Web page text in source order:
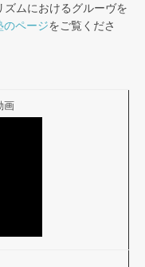
ムにおけるグルーヴを
のページをご覧くださ
画